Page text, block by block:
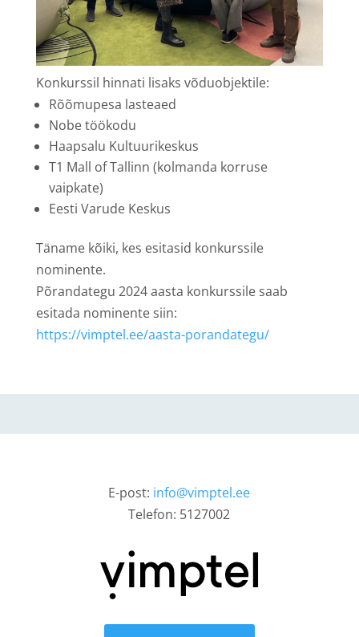
Konkurssil hinnati lisaks võduobjektile:
Rõõmupesa lasteaed
Nobe töökodu
Haapsalu Kultuurikeskus
T1 Mall of Tallinn (kolmanda korruse
vaipkate)
Eesti Varude Keskus
Täname kõiki, kes esitasid konkurssile
nominente.
Põrandategu 2024 aasta konkurssile saab
esitada nominente siin:
https://vimptel.ee/aasta-porandategu/
E-post: info@vimptel.ee
Telefon: 5127002